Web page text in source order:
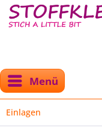
Menü
Einlagen